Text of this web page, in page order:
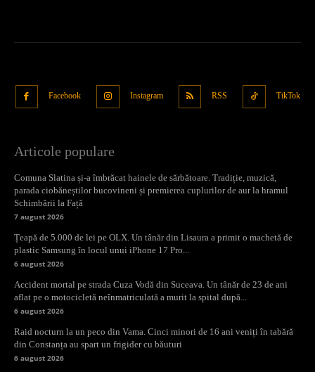
Facebook Instagram RSS TikTok
Articole populare
Comuna Slatina și-a îmbrăcat hainele de sărbătoare. Tradiție, muzică,
parada ciobăneștilor bucovineni și premierea cuplurilor de aur la hramul
Schimbării la Față
7 august 2026
Țeapă de 5.000 de lei pe OLX. Un tânăr din Lisaura a primit o machetă de
plastic Samsung în locul unui iPhone 17 Pro...
6 august 2026
Accident mortal pe strada Cuza Vodă din Suceava. Un tânăr de 23 de ani
aflat pe o motocicletă neînmatriculată a murit la spital după...
6 august 2026
Raid nocturn la un peco din Vama. Cinci minori de 16 ani veniți în tabără
din Constanța au spart un frigider cu băuturi
6 august 2026